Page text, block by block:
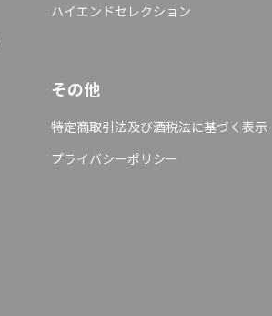
ハイエンドセレクション
その他
特定商取引法及び酒税法に基づく表示
プライバシーポリシー